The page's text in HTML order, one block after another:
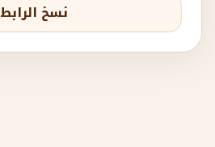
نسخ الرابط